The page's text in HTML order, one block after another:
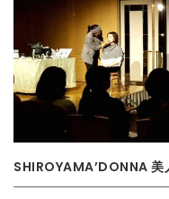
SHIROYAMA’DONNA